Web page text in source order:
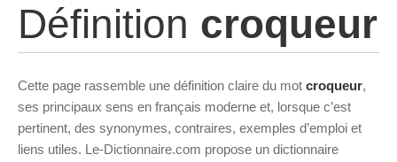
Définition croqueur
Cette page rassemble une définition claire du mot croqueur,
ses principaux sens en français moderne et, lorsque c’est
pertinent, des synonymes, contraires, exemples d’emploi et
liens utiles. Le-Dictionnaire.com propose un dictionnaire